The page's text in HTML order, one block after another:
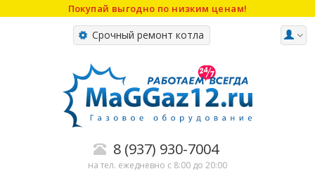
Покупай выгодно по низким ценам!
Срочный ремонт котла
8 (937) 930-7004
на тел. ежедневно с 8:00 до 20:00